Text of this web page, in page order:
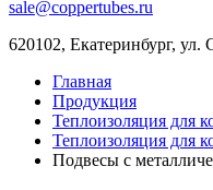
sale@coppertubes.ru
620102, Екатеринбург,
Главная
Продукция
Теплоизоляция для
Теплоизоляция для
Подвесы с